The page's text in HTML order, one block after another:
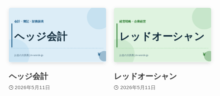
ヘッジ会計
2026年5月11日
レッドオーシャン
2026年5月11日